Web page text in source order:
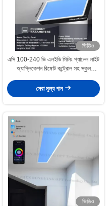
ভিডিও
এসি 100-240 ভি এলইডি সিলিং প্যানেল লাইট
অ্যাপ্লিকেশন রিমোট কন্ট্রোল সহ স্কুল
সেরা মূল্য পান
ভিডিও